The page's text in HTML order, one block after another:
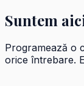
Suntem
Programează o
orice întrebare.